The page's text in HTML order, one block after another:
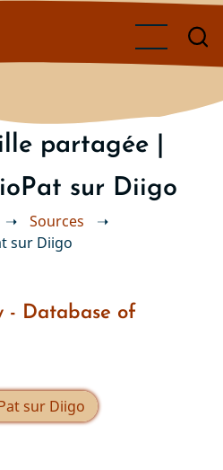
partagée |
sur Diigo
➝ Sources
➝
sur Diigo
- Database of
sur Diigo